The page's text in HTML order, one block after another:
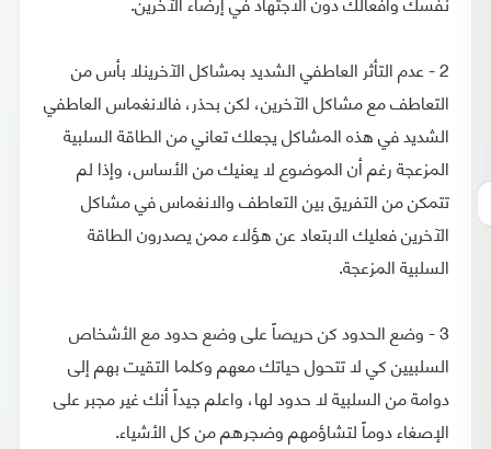
2 - عدم التأثر العاطفي الشديد بمشاكل الآخرينلا بأس من
التعاطف مع مشاكل الآخرين، لكن بحذر، فالانغماس العاطفي
الشديد في هذه المشاكل يجعلك تعاني من الطاقة السلبية
المزعجة رغم أن الموضوع لا يعنيك من الأساس، وإذا لم
تتمكن من التفريق بين التعاطف والانغماس في مشاكل
الآخرين فعليك الابتعاد عن هؤلاء ممن يصدرون الطاقة
السلبية المزعجة.
3 - وضع الحدود كن حريصاً على وضع حدود مع الأشخاص
السلبيين كي لا تتحول حياتك معهم وكلما التقيت بهم إلى
دوامة من السلبية لا حدود لها، واعلم جيداً أنك غير مجبر على
الإصغاء دوماً لتشاؤمهم وضجرهم من كل الأشياء.